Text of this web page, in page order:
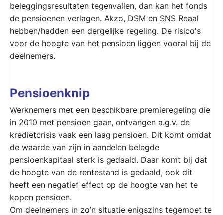
beleggingsresultaten tegenvallen, dan kan het fonds
de pensioenen verlagen. Akzo, DSM en SNS Reaal
hebben/hadden een dergelijke regeling. De risico's
voor de hoogte van het pensioen liggen vooral bij de
deelnemers.
Pensioenknip
Werknemers met een beschikbare premieregeling die
in 2010 met pensioen gaan, ontvangen a.g.v. de
kredietcrisis vaak een laag pensioen. Dit komt omdat
de waarde van zijn in aandelen belegde
pensioenkapitaal sterk is gedaald. Daar komt bij dat
de hoogte van de rentestand is gedaald, ook dit
heeft een negatief effect op de hoogte van het te
kopen pensioen.
Om deelnemers in zo’n situatie enigszins tegemoet te